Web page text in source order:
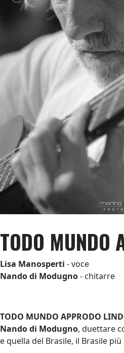
TODO MUNDO
Lisa Manosperti - voce
Nando di Modugno- chitarre
TODO MUNDO APPRODO
Nando di Modugno, duettare
e quella del Brasile, il Brasile